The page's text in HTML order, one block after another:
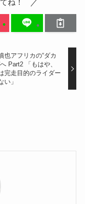
ね！
也アフリカの“ダカ
Part2 「もはや、
完走目的のライダー
い」